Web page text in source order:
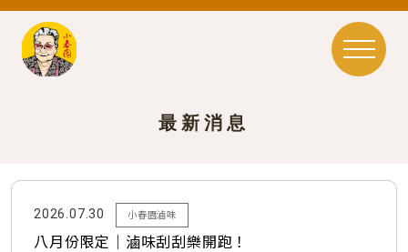
最新消息
2026.07.30 小春園滷味
八月份限定｜滷味刮刮樂開跑！